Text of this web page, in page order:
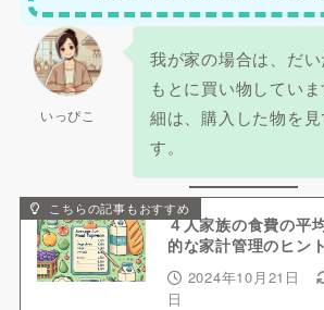
いっぴこ
我が家の場合は、だ
もとに買い物してい
細は、購入した物を
す。
こちらの記事もおすすめ
４人家族の食費の平
的な家計管理のヒント
2024年10月21日
日